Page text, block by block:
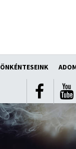
ÖNKÉNTESEINK